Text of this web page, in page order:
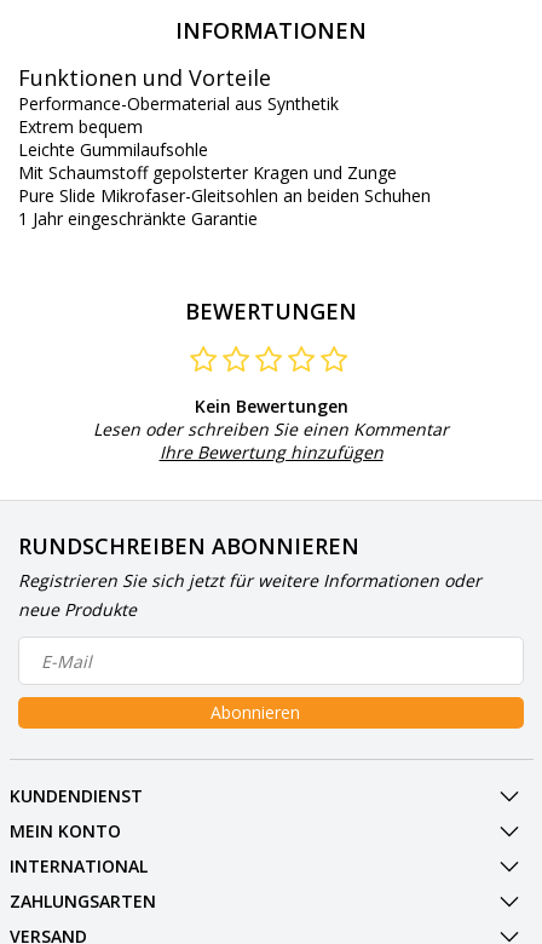
INFORMATIONEN
Funktionen und Vorteile
Performance-Obermaterial aus Synthetik
Extrem bequem
Leichte Gummilaufsohle
Mit Schaumstoff gepolsterter Kragen und Zunge
Pure Slide Mikrofaser-Gleitsohlen an beiden Schuhen
1 Jahr eingeschränkte Garantie
BEWERTUNGEN
Kein Bewertungen
Lesen oder schreiben Sie einen Kommentar
Ihre Bewertung hinzufügen
RUNDSCHREIBEN ABONNIEREN
Registrieren Sie sich jetzt für weitere Informationen oder
neue Produkte
Abonnieren
KUNDENDIENST
MEIN KONTO
INTERNATIONAL
ZAHLUNGSARTEN
VERSAND